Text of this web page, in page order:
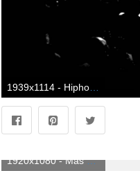
1920x1080 - Más de 72 fondos de pantalla de Hip Hop. Fondo para computadora HD 1080p de hip hop.